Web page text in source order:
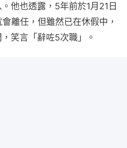
他也透露，5年前於1月21日
離任，但雖然已在休假中，
笑言「辭咗5次職」。